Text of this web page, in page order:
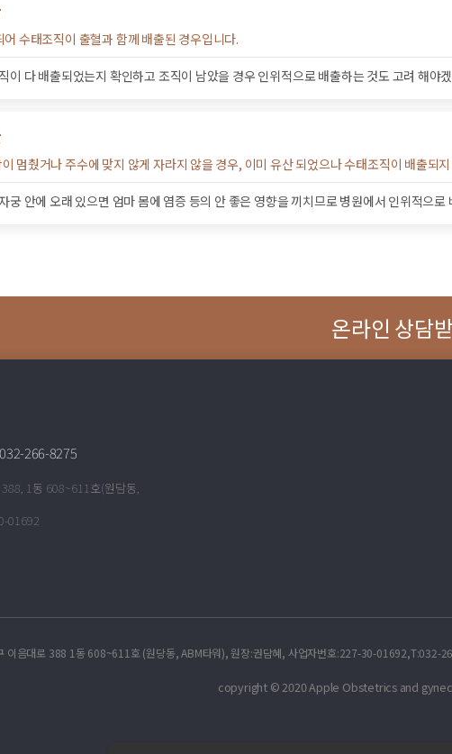
어 수태조직이 출혈과 함께 배출된 경우입니다.
이 다 배출되었는지 확인하고 조직이 남았을 경우 인위적으로 배출하는 것도 고려 해야
멈췄거나 주수에 맞지 않게 자라지 않을 경우, 이미 유산 되었으나 수태조직이 배출되
궁 안에 오래 있으면 엄마 몸에 염증 등의 안 좋은 영향을 끼치므로 병원에서 인위적으로
온라인 상담
266-8275
1동 608~611호(원담동,
01692
이음대로 388 1동 608~611호 (원당동, ABM타워), 원장:권담혜, 사업자번호:227-30-01692,T:032-
copyright © 2020 Apple Obstetrics and